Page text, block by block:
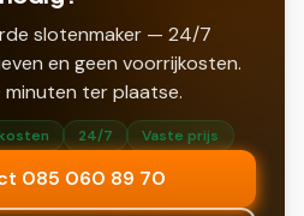
slotenmaker — 24/7
en geen voorrijkosten.
minuten ter plaatse.
24/7 Vaste prijs
085 060 89 70